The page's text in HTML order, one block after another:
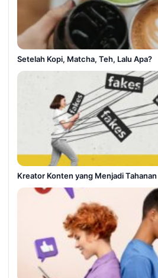
Setelah Kopi, Matcha, Teh, Lalu Apa?
Kreator Konten yang Menjadi